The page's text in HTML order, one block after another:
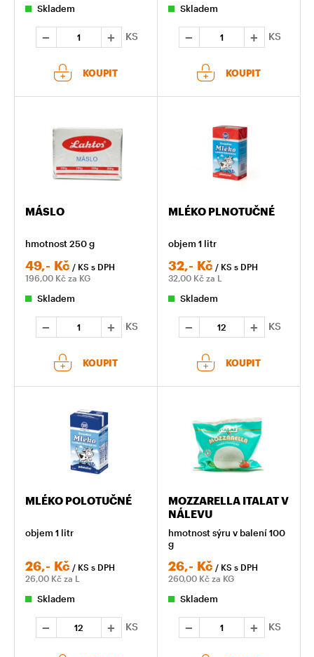
Skladem
KS
KOUPIT
Skladem
KS
KOUPIT
MÁSLO
hmotnost 250 g
49,- Kč / KS s DPH
196,00 Kč za KG
Skladem
KS
KOUPIT
MLÉKO PLNOTUČNÉ
objem 1 litr
32,- Kč / KS s DPH
32,00 Kč za L
Skladem
KS
KOUPIT
MLÉKO POLOTUČNÉ
objem 1 litr
26,- Kč / KS s DPH
26,00 Kč za L
Skladem
KS
MOZZARELLA ITALAT V
NÁLEVU
hmotnost sýru v balení 100
g
26,- Kč / KS s DPH
260,00 Kč za KG
Skladem
KS